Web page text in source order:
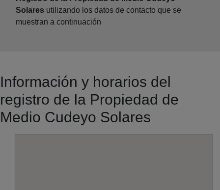
Solares utilizando los datos de contacto que se
muestran a continuación
Información y horarios del
registro de la Propiedad de
Medio Cudeyo Solares